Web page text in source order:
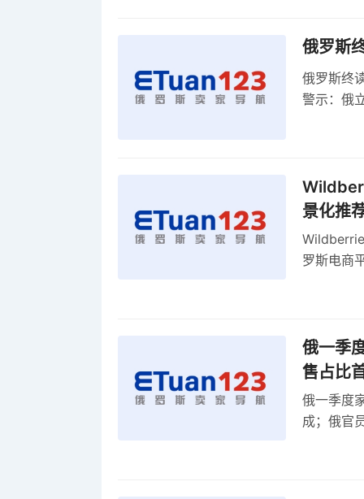
俄罗斯
俄罗斯终
警示：俄
景化推
罗斯电商
俄一季
售占比
俄一季度
成；俄官